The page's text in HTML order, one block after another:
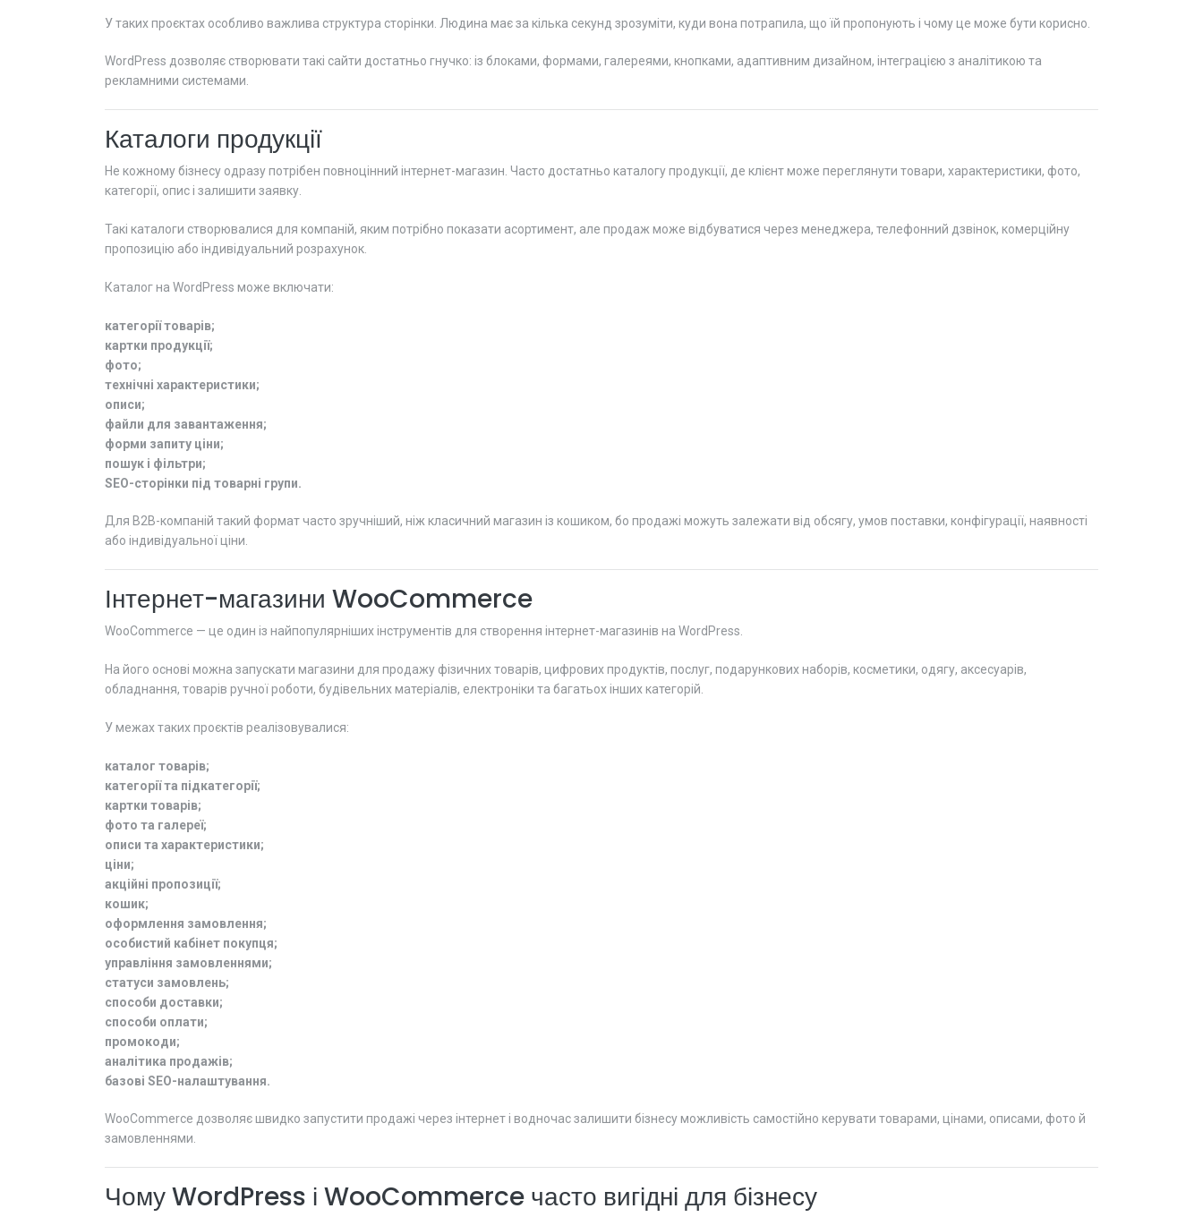
У таких проєктах особливо важлива структура сторінки. Людина має за кілька секунд зрозуміти, куди вона потрапила, що їй пропонують і чому це може бути корисно.
WordPress дозволяє створювати такі сайти достатньо гнучко: із блоками, формами, галереями, кнопками, адаптивним дизайном, інтеграцією з аналітикою та
рекламними системами.
Каталоги продукції
Не кожному бізнесу одразу потрібен повноцінний інтернет-магазин. Часто достатньо каталогу продукції, де клієнт може переглянути товари, характеристики, фото,
категорії, опис і залишити заявку.
Такі каталоги створювалися для компаній, яким потрібно показати асортимент, але продаж може відбуватися через менеджера, телефонний дзвінок, комерційну
пропозицію або індивідуальний розрахунок.
Каталог на WordPress може включати:
категорії товарів;
картки продукції;
фото;
технічні характеристики;
описи;
файли для завантаження;
форми запиту ціни;
пошук і фільтри;
SEO-сторінки під товарні групи.
Для B2B-компаній такий формат часто зручніший, ніж класичний магазин із кошиком, бо продажі можуть залежати від обсягу, умов поставки, конфігурації, наявності
або індивідуальної ціни.
Інтернет-магазини WooCommerce
WooCommerce — це один із найпопулярніших інструментів для створення інтернет-магазинів на WordPress.
На його основі можна запускати магазини для продажу фізичних товарів, цифрових продуктів, послуг, подарункових наборів, косметики, одягу, аксесуарів,
обладнання, товарів ручної роботи, будівельних матеріалів, електроніки та багатьох інших категорій.
У межах таких проєктів реалізовувалися:
каталог товарів;
категорії та підкатегорії;
картки товарів;
фото та галереї;
описи та характеристики;
ціни;
акційні пропозиції;
кошик;
оформлення замовлення;
особистий кабінет покупця;
управління замовленнями;
статуси замовлень;
способи доставки;
способи оплати;
промокоди;
аналітика продажів;
базові SEO-налаштування.
WooCommerce дозволяє швидко запустити продажі через інтернет і водночас залишити бізнесу можливість самостійно керувати товарами, цінами, описами, фото й
замовленнями.
Чому WordPress і WooCommerce часто вигідні для бізнесу